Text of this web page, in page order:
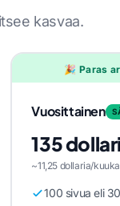
kasvaa.
🎉 Paras
Vuosittainen
135
~11,25 dollaria/
100 sivua eli